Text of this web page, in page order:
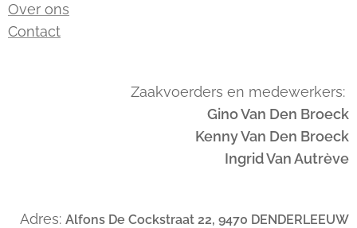
Over ons
Contact
Zaakvoerders en medewerkers:
Gino Van Den Broeck
Kenny Van Den Broeck
Ingrid Van Autrève
Adres: Alfons De Cockstraat 22, 9470 DENDERLEEUW